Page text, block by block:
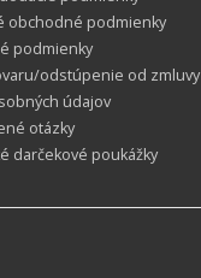
obchodné podmienky
podmienky
odstúpenie od zmluvy
údajov
otázky
darčekové poukážky